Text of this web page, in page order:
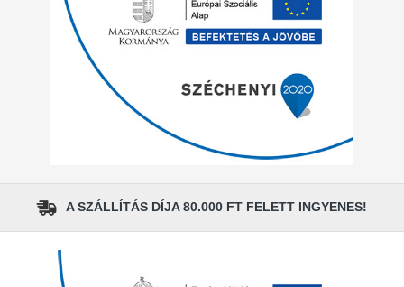
A SZÁLLÍTÁS DÍJA 80.000 FT FELETT INGYENES!